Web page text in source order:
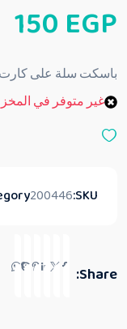
م
ا
ي
م
ن
150 EGP
باسكت سلة على كارت
غير متوفر في
SKU:
200446
Share: